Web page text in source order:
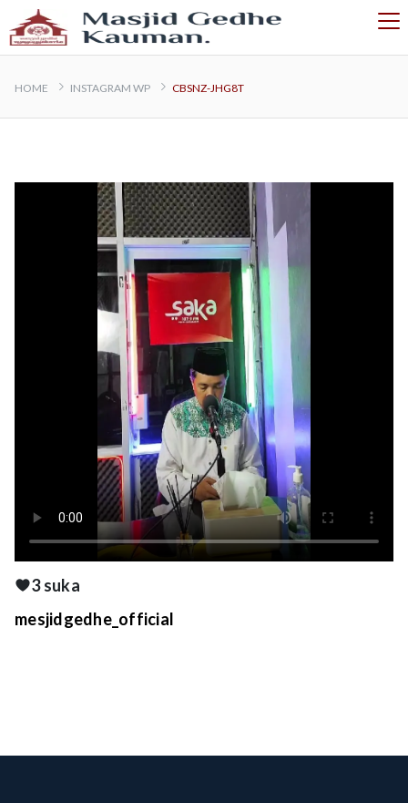
HOME INSTAGRAM WP CBSNZ-JHG8T
3 suka
mesjidgedhe_official